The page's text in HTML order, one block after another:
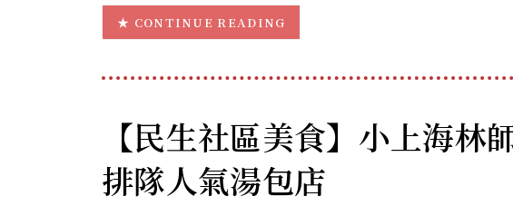
CONTINUE READING
【民生社區美食】小上海林
排隊人氣湯包店